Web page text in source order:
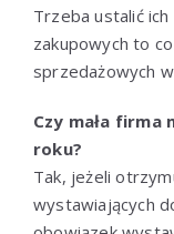
Trzeba ustalić
zakupowych to
sprzedażowych
Czy mała firma
roku?
Tak, jeżeli
wystawiających